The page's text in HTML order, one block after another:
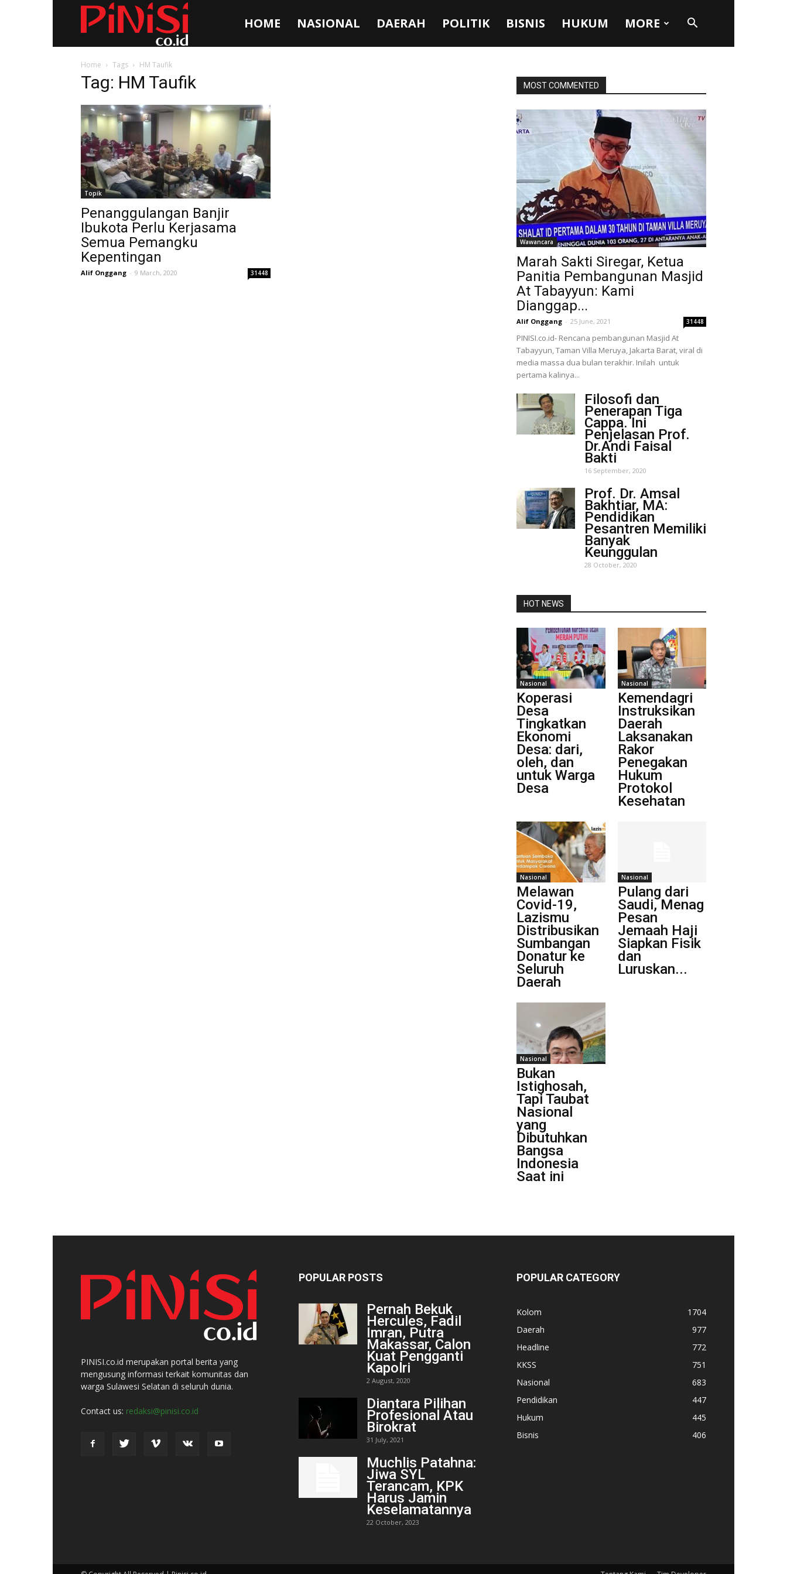
HOME NASIONAL DAERAH POLITIK BISNIS HUKUM MORE
Home Tags HM Taufik
Tag: HM Taufik
Topik
Penanggulangan Banjir
Ibukota Perlu Kerjasama
Semua Pemangku
Kepentingan
Alif Onggang - 9 March, 2020 31448
MOST COMMENTED
Wawancara
Marah Sakti Siregar, Ketua
Panitia Pembangunan Masjid
At Tabayyun: Kami
Dianggap...
Alif Onggang - 25 June, 2021 31448
PINISI.co.id- Rencana pembangunan Masjid At
Tabayyun, Taman Villa Meruya, Jakarta Barat, viral di
media massa dua bulan terakhir. Inilah untuk
pertama kalinya...
Filosofi dan
Penerapan Tiga
Cappa. Ini
Penjelasan Prof.
Dr.Andi Faisal
Bakti
16 September, 2020
Prof. Dr. Amsal
Bakhtiar, MA:
Pendidikan
Pesantren Memiliki
Banyak
Keunggulan
28 October, 2020
HOT NEWS
Nasional
Koperasi
Desa
Tingkatkan
Ekonomi
Desa: dari,
oleh, dan
untuk Warga
Desa
Nasional
Kemendagri
Instruksikan
Daerah
Laksanakan
Rakor
Penegakan
Hukum
Protokol
Kesehatan
Nasional
Melawan
Covid-19,
Lazismu
Distribusikan
Sumbangan
Donatur ke
Seluruh
Daerah
Nasional
Pulang dari
Saudi, Menag
Pesan
Jemaah Haji
Siapkan Fisik
dan
Luruskan...
Nasional
Bukan
Istighosah,
Tapi Taubat
Nasional
yang
Dibutuhkan
Bangsa
Indonesia
Saat ini
PINISI.co.id merupakan portal berita yang
mengusung informasi terkait komunitas dan
warga Sulawesi Selatan di seluruh dunia.
Contact us: redaksi@pinisi.co.id
POPULAR POSTS
Pernah Bekuk
Hercules, Fadil
Imran, Putra
Makassar, Calon
Kuat Pengganti
Kapolri
2 August, 2020
Diantara Pilihan
Profesional Atau
Birokrat
31 July, 2021
Muchlis Patahna:
Jiwa SYL
Terancam, KPK
Harus Jamin
Keselamatannya
22 October, 2023
POPULAR CATEGORY
Kolom
1704
Daerah
977
Headline
772
KKSS
751
Nasional
683
Pendidikan
447
Hukum
445
Bisnis
406